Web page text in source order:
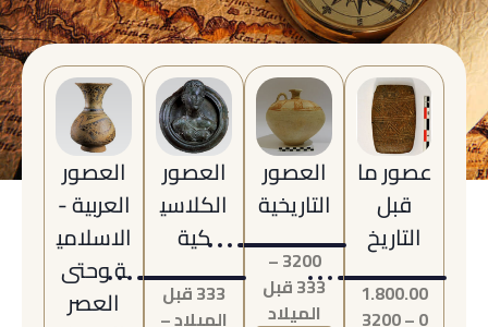
عصور ما
قبل
التاريخ
1.800.00
0 – 3200
العصور
التاريخية
3200 –
333 قبل
الميلاد
العصور
الكلاسي
كية
333 قبل
الميلاد –
العصور
العربية -
الاسلامي
ة وحتى
العصر